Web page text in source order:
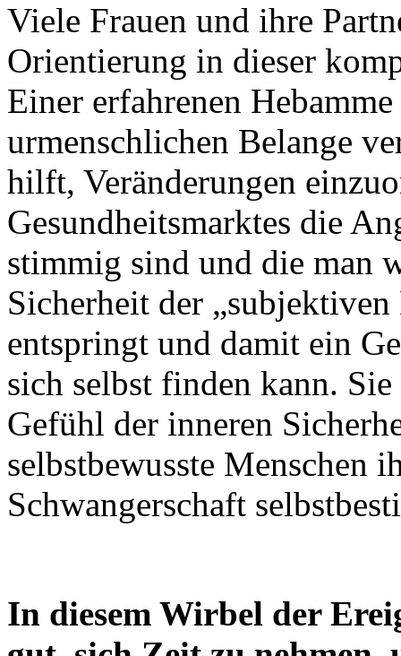
Viele Frauen und ihre
Orientierung in dieser
Einer erfahrenen
urmenschlichen Belange
hilft, Veränderungen
Gesundheitsmarktes die
stimmig sind und die man
Sicherheit der
entspringt und damit ein
sich selbst finden kann.
Gefühl der inneren
selbstbewusste Menschen
Schwangerschaft
In diesem Wirbel der